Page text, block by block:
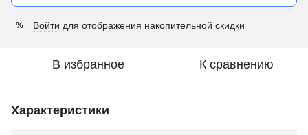
% Войти для отображения накопительной скидки
В избранное К сравнению
Характеристики